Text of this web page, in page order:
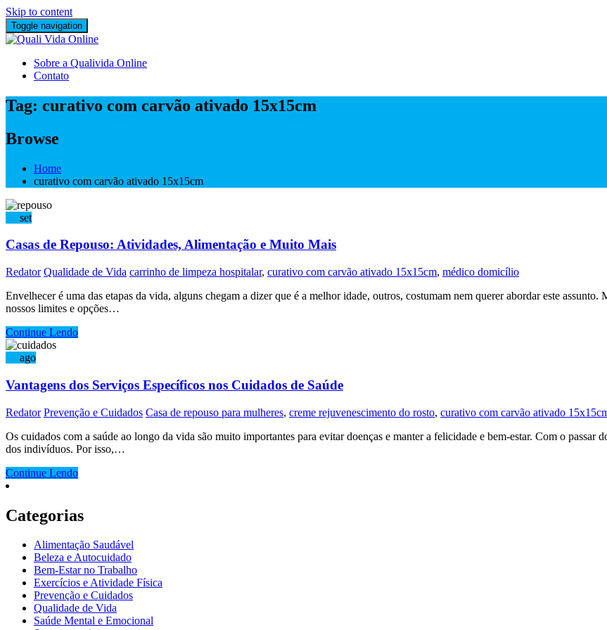
Skip to content
Toggle navigation
Sobre a Qualivida Online
Contato
Tag: curativo com carvão ativado 15x15cm
Browse
Home
curativo com carvão ativado 15x15cm
set
Casas de Repouso: Atividades, Alimentação e Muito Mais
Redator Qualidade de Vida carrinho de limpeza hospitalar, curativo com carvão ativado 15x15cm, médico domicílio
Envelhecer é uma das etapas da vida, alguns chegam a dizer que é a melhor idade, outros, costumam nem querer abordar este
nossos limites e opções…
Continue Lendo
ago
Vantagens dos Serviços Específicos nos Cuidados de Saúde
Redator Prevenção e Cuidados Casa de repouso para mulheres, creme rejuvenescimento do rosto, curativo com carvão ativado
Os cuidados com a saúde ao longo da vida são muito importantes para evitar doenças e manter a felicidade e bem-estar. Com o
dos indivíduos. Por isso,…
Continue Lendo
Categorias
Alimentação Saudável
Beleza e Autocuidado
Bem-Estar no Trabalho
Exercícios e Atividade Física
Prevenção e Cuidados
Qualidade de Vida
Saúde Mental e Emocional